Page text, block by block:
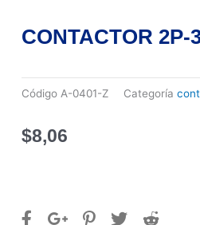
CONTACTOR 2P-
Código A-0401-Z Categoría
$8,06